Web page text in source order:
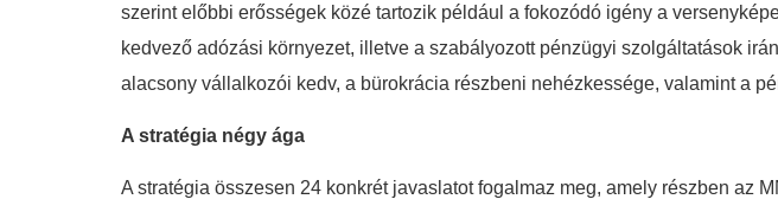
szerint előbbi erősségek közé tartozik például a fokozódó igény a
kedvező adózási környezet, illetve a szabályozott pénzügyi szolgáltatások
alacsony vállalkozói kedv, a bürokrácia részbeni nehézkessége, valamint a
A stratégia négy ága
A stratégia összesen 24 konkrét javaslatot fogalmaz meg, amely részben az